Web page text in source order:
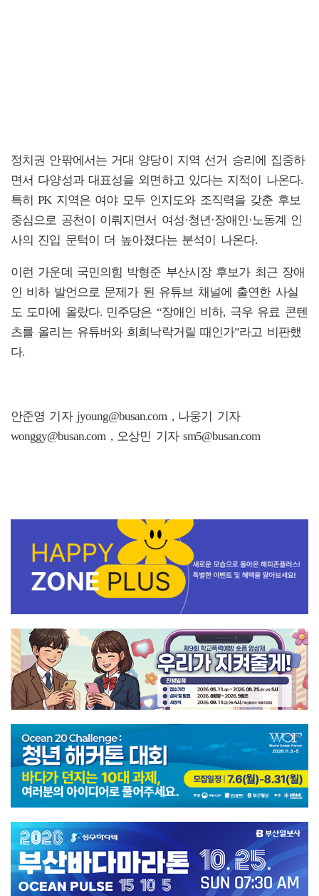
정치권 안팎에서는 거대 양당이 지역 선거 승리에 집중하
면서 다양성과 대표성을 외면하고 있다는 지적이 나온다.
특히 PK 지역은 여야 모두 인지도와 조직력을 갖춘 후보
중심으로 공천이 이뤄지면서 여성·청년·장애인·노동계 인
사의 진입 문턱이 더 높아졌다는 분석이 나온다.
이런 가운데 국민의힘 박형준 부산시장 후보가 최근 장애
인 비하 발언으로 문제가 된 유튜브 채널에 출연한 사실
도 도마에 올랐다. 민주당은 “장애인 비하, 극우 유료 콘텐
츠를 올리는 유튜버와 희희낙락거릴 때인가”라고 비판했
다.
안준영 기자 jyoung@busan.com , 나웅기 기자
wonggy@busan.com , 오상민 기자 sm5@busan.com